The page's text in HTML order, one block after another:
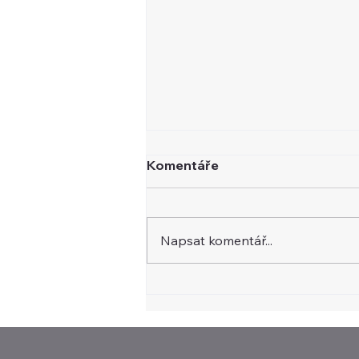
nedohlednu
Komentáře
Napsat komentář...